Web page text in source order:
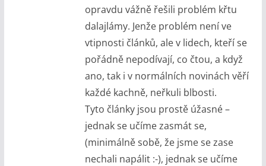
opravdu vážně řešili problém křtu
dalajlámy. Jenže problém není ve
vtipnosti článků, ale v lidech, kteří se
pořádně nepodívají, co čtou, a když
ano, tak i v normálních novinách věří
každé kachně, neřkuli blbosti.
Tyto články jsou prostě úžasné –
jednak se učíme zasmát se,
(minimálně sobě, že jsme se zase
nechali napálit :-), jednak se učíme